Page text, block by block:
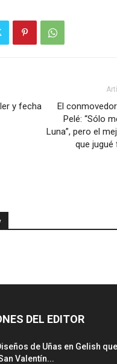
y fecha
El
Pelé: “Sólo
Luna”, pero el
que jugué
DEL EDITOR
de Uñas en Gelish
Valentín...